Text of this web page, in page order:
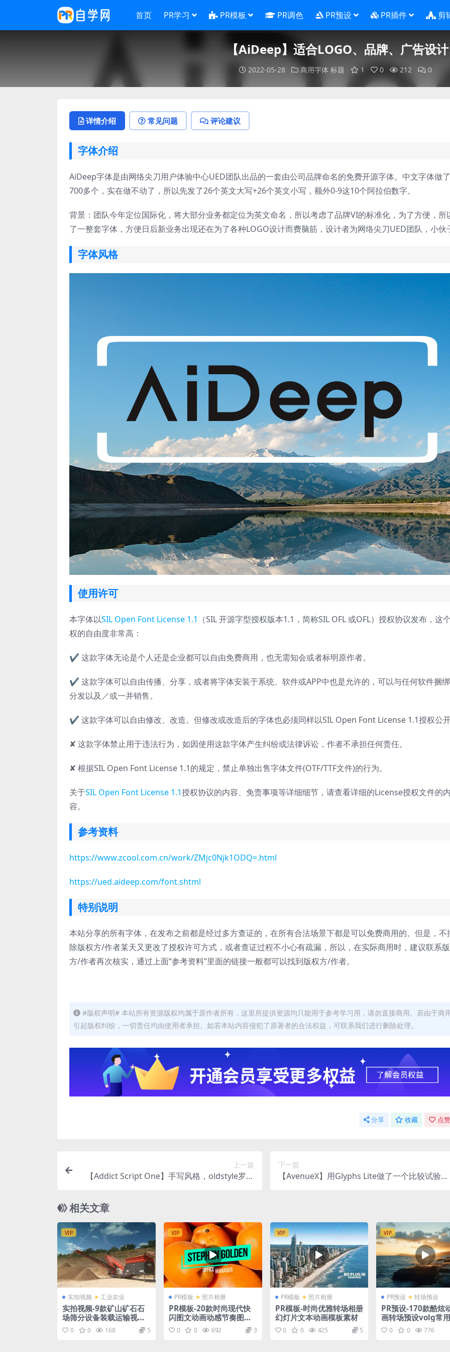
首页 PR学习 PR模板 PR调色 PR预设 PR插件 剪
【AiDeep】适合LOGO、品牌、广告设计
2022-05-28 商用字体 标题 1 0 212 0
详情介绍 常见问题 评论建议
字体介绍
AiDeep字体是由网络尖刀用户体验中心UED团队出品的一套由公司品牌命名的免费开源字体。中文字体做了
700多个，实在做不动了，所以先发了26个英文大写+26个英文小写，额外0-9这10个阿拉伯数字。
背景：团队今年定位国际化，将大部分业务都定位为英文命名，所以考虑了品牌VI的标准化，为了方便，所
了一整套字体，方便日后新业务出现还在为了各种LOGO设计而费脑筋，设计者为网络尖刀UED团队，小伙
字体风格
使用许可
本字体以SIL Open Font License 1.1 （SIL 开源字型授权版本1.1，简称SIL OFL 或OFL）授权协议发布，这
权的自由度非常高：
✔ 这款字体无论是个人还是企业都可以自由免费商用，也无需知会或者标明原作者。
✔ 这款字体可以自由传播、分享，或者将字体安装于系统、软件或APP中也是允许的，可以与任何软件捆
分发以及／或一并销售。
✔ 这款字体可以自由修改、改造。但修改或改造后的字体也必须同样以SIL Open Font License 1.1授权公开
✘ 这款字体禁止用于违法行为，如因使用这款字体产生纠纷或法律诉讼，作者不承担任何责任。
✘ 根据SIL Open Font License 1.1的规定，禁止单独出售字体文件(OTF/TTF文件)的行为。
关于SIL Open Font License 1.1授权协议的内容、免责事项等详细细节，请查看详细的License授权文件的内
容。
参考资料
https://www.zcool.com.cn/work/ZMjc0Njk1ODQ=.html
https://ued.aideep.com/font.shtml
特别说明
本站分享的所有字体，在发布之前都是经过多方查证的，在所有合法场景下都是可以免费商用的。但是，不
除版权方/作者某天又更改了授权许可方式，或者查证过程不小心有疏漏，所以，在实际商用时，建议联系
方/作者再次核实，通过上面“参考资料”里面的链接一般都可以找到版权方/作者。
#版权声明# 本站所有资源版权均属于原作者所有，这里所提供资源均只能用于参考学习用，请勿直接商用。若由于商
引起版权纠纷，一切责任均由使用者承担。如若本站内容侵犯了原著者的合法权益，可联系我们进行删除处理。
分享 收藏 点
上一篇
【Addict Script One】手写风格，oldstyle罗马
下一篇
【AvenueX】用Glyphs Lite做了一个比较试验的
相关文章
VIP
实拍视频 工业农业
实拍视频-9款矿山矿石石
场筛分设备装载运输视频
素材
0 0 168 5
VIP
PR模板 照片相册
PR模板-20款时尚现代快
闪图文动画动感节奏图形
宣传视频片头
0 0 692 3
VIP
PR模板 照片相册
PR模板-时尚优雅转场相册
幻灯片文本动画模板素材
0 0 425 5
VIP
PR预设 转场预设
PR预设-170款酷炫
画转场预设volg常
转场预设
0 0 776